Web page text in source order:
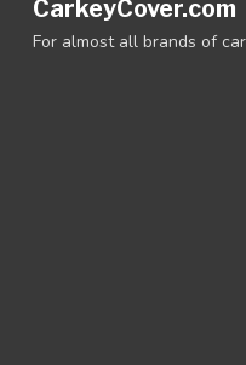
CarkeyCover.com
For almost all brands of car